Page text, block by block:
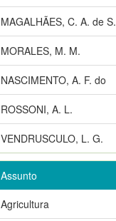
MAGALHÃES, C. A. de S.
MORALES, M. M.
NASCIMENTO, A. F. do
ROSSONI, A. L.
VENDRUSCULO, L. G.
Assunto
Agricultura